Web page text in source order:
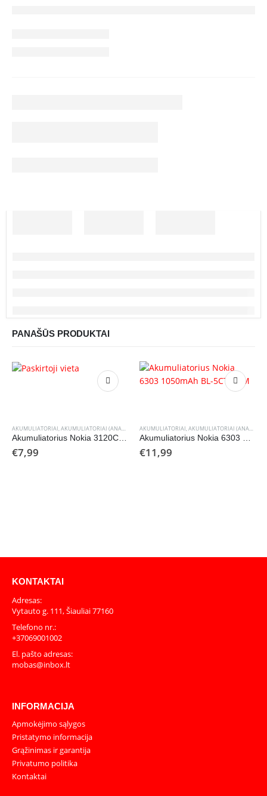
PANAŠŪS PRODUKTAI
AKUMULIATORIAI,AKUMULIATORIAI (ANALOGAI) ,NOKIA
Akumuliatorius Nokia 3120C 1050mAh BL-4U (analogas)
€7,99
AKUMULIATORIAI,AKUMULIATORIAI (ANALOGAI)
Akumuliatorius Nokia 6303 1050mAh BL-5CT OEM
€11,99
KONTAKTAI
Adresas:
Vytauto g. 111, Šiauliai 77160
Telefono nr.:
+37069001002
El. pašto adresas:
mobas@inbox.lt
INFORMACIJA
Apmokėjimo sąlygos
Pristatymo informacija
Grąžinimas ir garantija
Privatumo politika
Kontaktai